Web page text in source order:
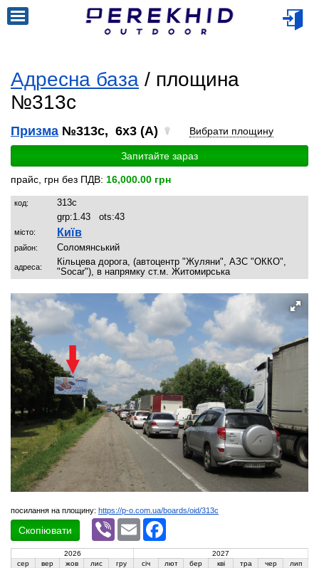
Адресна база / площина
№313c
Призма №313c, 6x3 (A) Вибрати площину
Запитайте зараз
прайс, грн без ПДВ: 16,000.00 грн
код:
313c
grp:1.43 ots:43
місто: Київ
район: Соломянський
адреса:
Кільцева дорога, (автоцентр "Жуляни", АЗС "ОККО",
"Socar"), в напрямку ст.м. Житомирська
посилання на площину: https://p-o.com.ua/boards/oid/313c
Скопіювати
Viber Email
2026
2027
сер
вер жов лис гру січ лют бер кві тра чер
лип